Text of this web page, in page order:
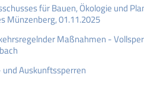
für Bauen, Ökologie und
Münzenberg, 01.11.2025
Maßnahmen -
Auskunftssperren